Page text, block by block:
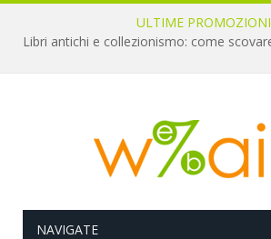
ULTIME PROMOZIONI
NAVIGATE